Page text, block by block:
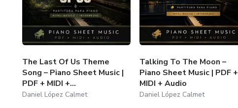
The Last Of Us Theme
Song – Piano Sheet Music |
PDF + MIDI +...
Daniel López Calmet
Talking To The Moon –
Piano Sheet Music | PDF +
MIDI + Audio
Daniel López Calmet